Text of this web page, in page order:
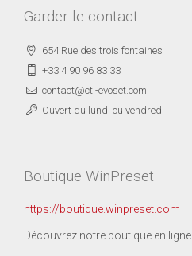
Garder le contact
654 Rue des trois fontaines
+33 4 90 96 83 33
contact@cti-evoset.com
Ouvert du lundi ou vendredi
Boutique WinPreset
https://boutique.winpreset.com
Découvrez notre boutique en ligne